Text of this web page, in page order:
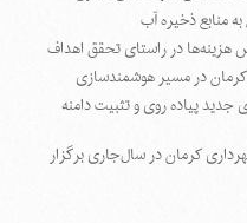
منابع ذخیره آب
در راستای تحقق اهداف
کرمان در مسیر هوشمندسازی
پیاده روی و تثبیت دامنه
کرمان در سال‌جاری برگزار